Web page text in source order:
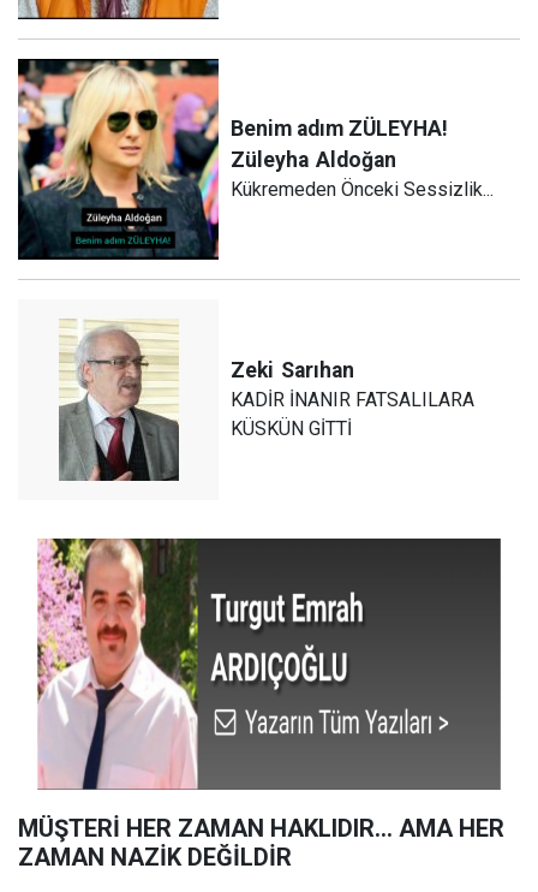
Benim adım ZÜLEYHA!
Züleyha Aldoğan
Kükremeden Önceki Sessizlik...
Zeki Sarıhan
KADİR İNANIR FATSALILARA
KÜSKÜN GİTTİ
MÜŞTERİ HER ZAMAN HAKLIDIR… AMA HER
ZAMAN NAZİK DEĞİLDİR